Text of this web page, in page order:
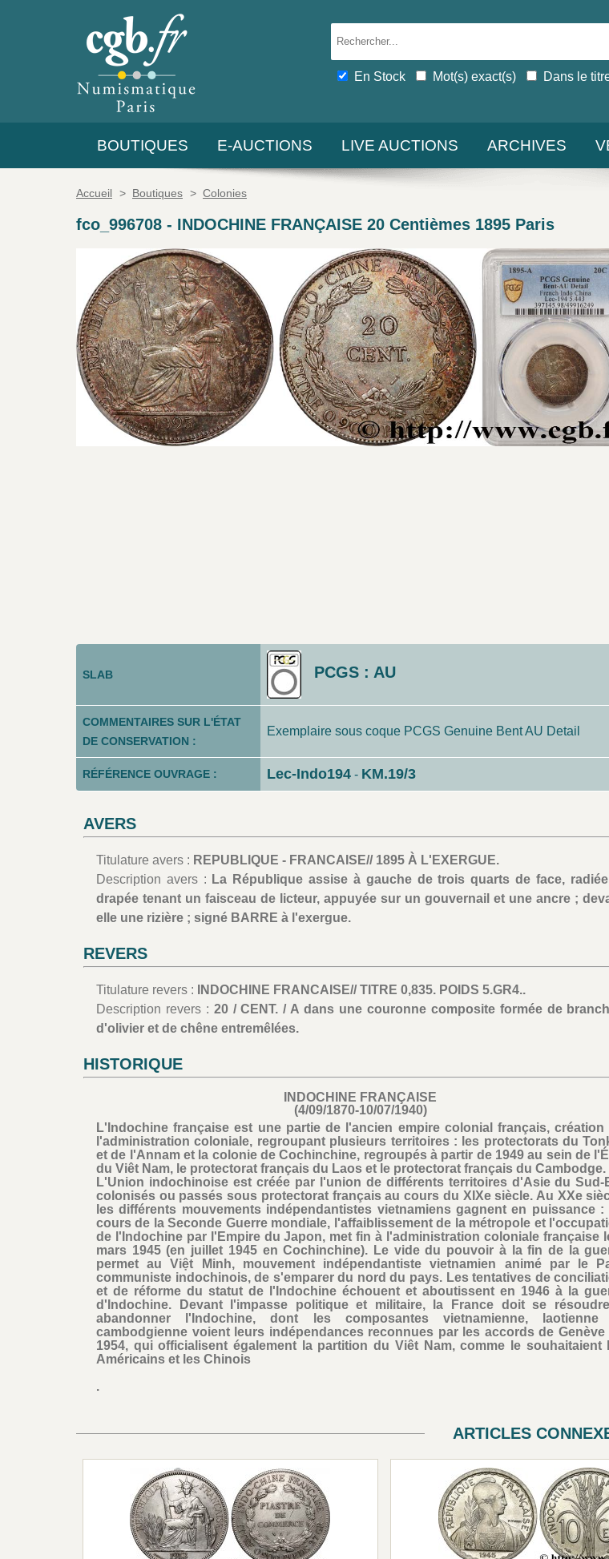
En Stock Mot(s) exact(s) Dans le
BOUTIQUES E-AUCTIONS LIVE AUCTIONS ARCHIVES
Accueil > Boutiques > Colonies
fco_996708 - INDOCHINE FRANÇAISE 20 Centièmes 1895 Paris
SLAB PCGS : AU
COMMENTAIRES SUR L'ÉTAT
DE CONSERVATION :
Exemplaire sous coque PCGS Genuine Bent AU Detail
RÉFÉRENCE OUVRAGE : Lec-Indo194 - KM.19/3
AVERS
Titulature avers : REPUBLIQUE - FRANCAISE// 1895 À L'EXERGUE.
Description avers : La République assise à gauche de trois quarts de face,
drapée tenant un faisceau de licteur, appuyée sur un gouvernail et une ancre ;
elle une rizière ; signé BARRE à l'exergue.
REVERS
Titulature revers :
INDOCHINE FRANCAISE// TITRE 0,835. POIDS 5.GR4..
Description revers : 20 / CENT. / A dans une couronne composite formée de
d'olivier et de chêne entremêlées.
HISTORIQUE
INDOCHINE FRANÇAISE
(4/09/1870-10/07/1940)
L'Indochine française est une partie de l'ancien empire colonial français, création
l'administration coloniale, regroupant plusieurs territoires : les protectorats du
et de l'Annam et la colonie de Cochinchine, regroupés à partir de 1949 au sein de
du Viêt Nam, le protectorat français du Laos et le protectorat français du Cambodge.
L'Union indochinoise est créée par l'union de différents territoires d'Asie du Sud-
colonisés ou passés sous protectorat français au cours du XIXe siècle. Au XXe
les différents mouvements indépendantistes vietnamiens gagnent en puissance :
cours de la Seconde Guerre mondiale, l'affaiblissement de la métropole et
de l'Indochine par l'Empire du Japon, met fin à l'administration coloniale française
mars 1945 (en juillet 1945 en Cochinchine). Le vide du pouvoir à la fin de la
permet au Việt Minh, mouvement indépendantiste vietnamien animé par le
communiste indochinois, de s'emparer du nord du pays. Les tentatives de
et de réforme du statut de l'Indochine échouent et aboutissent en 1946 à la
d'Indochine. Devant l'impasse politique et militaire, la France doit se
abandonner l'Indochine, dont les composantes vietnamienne, laotienne
cambodgienne voient leurs indépendances reconnues par les accords de Genève
1954, qui officialisent également la partition du Viêt Nam, comme le souhaitaient
Américains et les Chinois
.
ARTICLES